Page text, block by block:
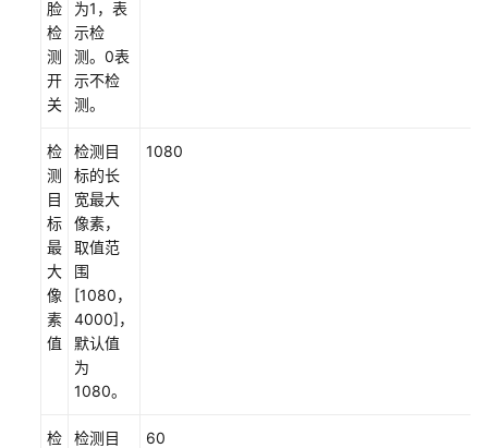
任
共
担
云
务
等
级
协
议
（SLA）
白
皮
脸
检
测
开
关
为1，表
示检
测。0表
示不检
测。
检
测
目
标
最
大
像
素
值
检测目
标的长
宽最大
像素，
取值范
围
[1080，
4000]，
默认值
为
1080。
1080
检
检测目
60